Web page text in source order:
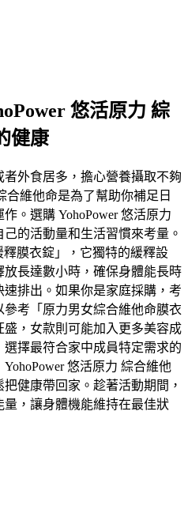
悠活原力 綜
健康
外食居多，擔心營養攝取不夠
合維他命是為了幫助你補足日
。選購 YohoPower 悠活原力
的活動量和生活習慣來考量。
膜衣錠」，它獨特的緩釋設
長達數小時，確保身體能長時
排出。如果你是家庭採購，考
考「原力男女綜合維他命膜衣
，女款則可能加入更多美容成
擇最符合家中成員特定需求的
悠活原力 綜合維他
健康帶回家。趁著活動期間，
，讓身體機能維持在最佳狀